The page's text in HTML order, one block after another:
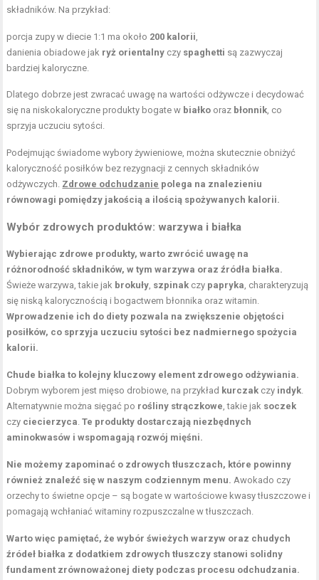
składników. Na przykład:
porcja zupy w diecie 1:1 ma około 200 kalorii,
danienia obiadowe jak ryż orientalny czy spaghetti są zazwyczaj
bardziej kaloryczne.
Dlatego dobrze jest zwracać uwagę na wartości odżywcze i decydować
się na niskokaloryczne produkty bogate w białko oraz błonnik, co
sprzyja uczuciu sytości.
Podejmując świadome wybory żywieniowe, można skutecznie obniżyć
kaloryczność posiłków bez rezygnacji z cennych składników
odżywczych. Zdrowe odchudzanie polega na znalezieniu
równowagi pomiędzy jakością a ilością spożywanych kalorii.
Wybór zdrowych produktów: warzywa i białka
Wybierając zdrowe produkty, warto zwrócić uwagę na
różnorodność składników, w tym warzywa oraz źródła białka.
Świeże warzywa, takie jak brokuły, szpinak czy papryka, charakteryzują
się niską kalorycznością i bogactwem błonnika oraz witamin.
Wprowadzenie ich do diety pozwala na zwiększenie objętości
posiłków, co sprzyja uczuciu sytości bez nadmiernego spożycia
kalorii.
Chude białka to kolejny kluczowy element zdrowego odżywiania.
Dobrym wyborem jest mięso drobiowe, na przykład kurczak czy indyk.
Alternatywnie można sięgać po rośliny strączkowe, takie jak soczek
czy ciecierzyca.Te produkty dostarczają niezbędnych
aminokwasów i wspomagają rozwój mięśni.
Nie możemy zapominać o zdrowych tłuszczach, które powinny
również znaleźć się w naszym codziennym menu. Awokado czy
orzechy to świetne opcje – są bogate w wartościowe kwasy tłuszczowe i
pomagają wchłaniać witaminy rozpuszczalne w tłuszczach.
Warto więc pamiętać, że wybór świeżych warzyw oraz chudych
źródeł białka z dodatkiem zdrowych tłuszczy stanowi solidny
fundament zrównoważonej diety podczas procesu odchudzania.